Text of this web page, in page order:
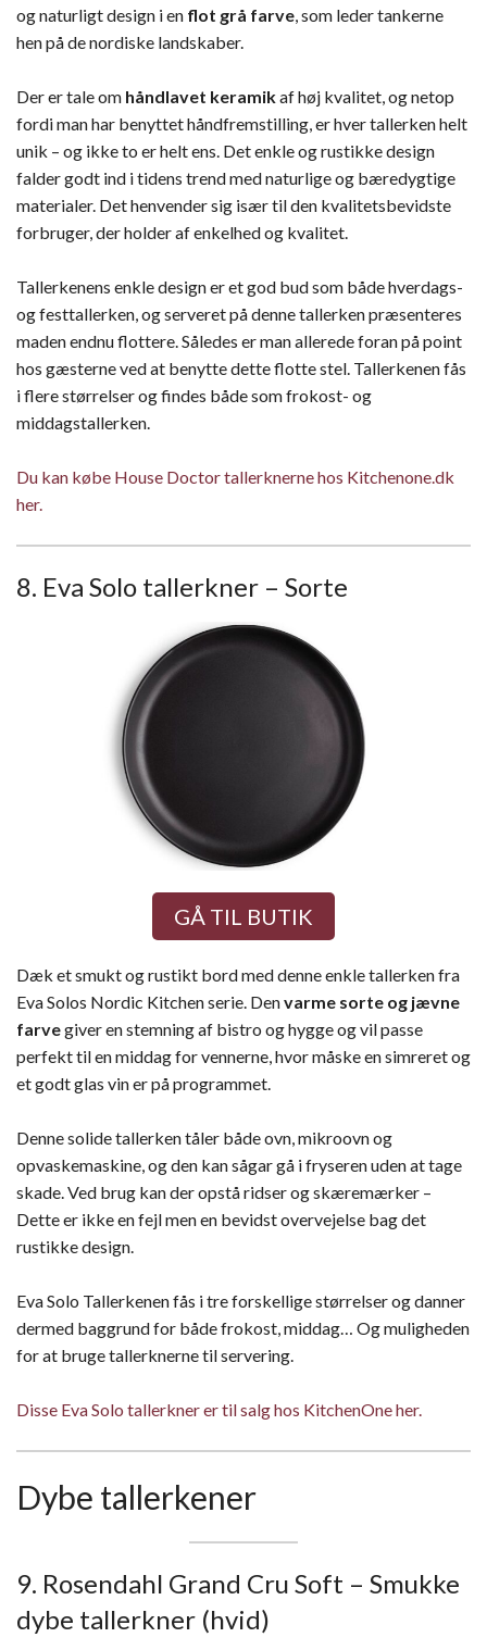
og naturligt design i en flot grå farve , som leder tankerne
hen på de nordiske landskaber.
Der er tale om håndlavet keramikaf høj kvalitet, og netop
fordi man har benyttet håndfremstilling, er hver tallerken helt
unik – og ikke to er helt ens. Det enkle og rustikke design
falder godt ind i tidens trend med naturlige og bæredygtige
materialer. Det henvender sig især til den kvalitetsbevidste
forbruger, der holder af enkelhed og kvalitet.
Tallerkenens enkle design er et god bud som både hverdags-
og festtallerken, og serveret på denne tallerken præsenteres
maden endnu flottere. Således er man allerede foran på point
hos gæsterne ved at benytte dette flotte stel. Tallerkenen fås
i flere størrelser og findes både som frokost- og
middagstallerken.
Du kan købe House Doctor tallerknerne hos Kitchenone.dk
her.
8. Eva Solo tallerkner – Sorte
GÅ TIL BUTIK
Dæk et smukt og rustikt bord med denne enkle tallerken fra
Eva Solos Nordic Kitchen serie. Denvarme sorte og jævne
farvegiver en stemning af bistro og hygge og vil passe
perfekt til en middag for vennerne, hvor måske en simreret og
et godt glas vin er på programmet.
Denne solide tallerken tåler både ovn, mikroovn og
opvaskemaskine, og den kan sågar gå i fryseren uden at tage
skade. Ved brug kan der opstå ridser og skæremærker –
Dette er ikke en fejl men en bevidst overvejelse bag det
rustikke design.
Eva Solo Tallerkenen fås i tre forskellige størrelser og danner
dermed baggrund for både frokost, middag… Og muligheden
for at bruge tallerknerne til servering.
Disse Eva Solo tallerkner er til salg hos KitchenOne her.
Dybe tallerkener
9. Rosendahl Grand Cru Soft – Smukke
dybe tallerkner (hvid)